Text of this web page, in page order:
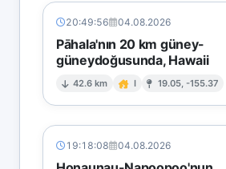
20:49:56 04.08.2026
Pāhala'nın 20 km güney-
güneydoğusunda, Hawaii
42.6 km I 19.05, -155.37
19:18:08 04.08.2026